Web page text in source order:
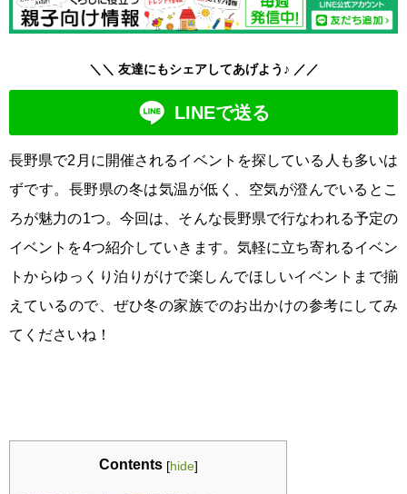
＼＼ 友達にもシェアしてあげよう♪ ／／
LINEで送る
長野県で2月に開催されるイベントを探している人も多いは
ずです。長野県の冬は気温が低く、空気が澄んでいるとこ
ろが魅力の1つ。今回は、そんな長野県で行なわれる予定の
イベントを4つ紹介していきます。気軽に立ち寄れるイベン
トからゆっくり泊りがけで楽しんでほしいイベントまで揃
えているので、ぜひ冬の家族でのお出かけの参考にしてみ
てくださいね！
Contents [hide]